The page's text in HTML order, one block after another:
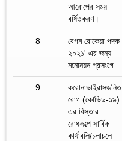
আরোপের সময়
বর্ধিতকরণ।
8
বেগম রোকেয়া পদক
২০২১' এর জন্য
মনোনয়ন প্রসংগে
9
করোনাভাইরাসজনিত
রোগ (কোভিড-১৯)
এর বিস্তার
রোধকল্পে সার্বিক
কার্যাবলি/চলাচলে